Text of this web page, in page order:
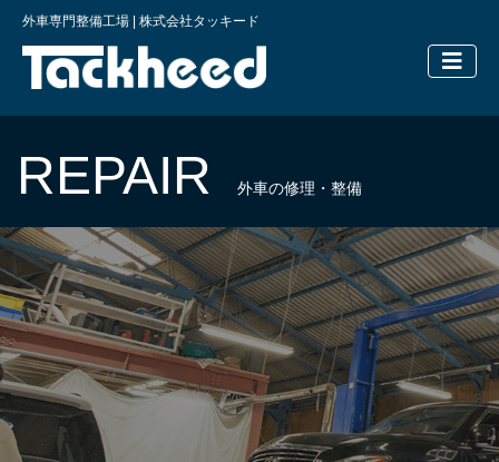
外車専門整備工場 | 株式会社タッキード
横浜の外
REPAIR 外車の修理・整備